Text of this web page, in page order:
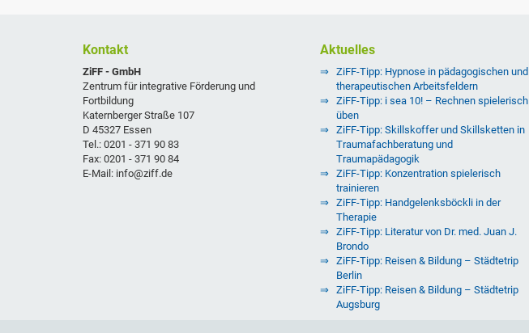
Kontakt
ZiFF - GmbH
Zentrum für integrative Förderung und
Fortbildung
Katernberger Straße 107
D 45327 Essen
Tel.: 0201 - 371 90 83
Fax: 0201 - 371 90 84
E-Mail: info@ziff.de
Aktuelles
ZiFF-Tipp: Hypnose in pädagogischen und
therapeutischen Arbeitsfeldern
ZiFF-Tipp: i sea 10! – Rechnen spielerisch
üben
ZiFF-Tipp: Skillskoffer und Skillsketten in
Traumafachberatung und
Traumapädagogik
ZiFF-Tipp: Konzentration spielerisch
trainieren
ZiFF-Tipp: Handgelenksböckli in der
Therapie
ZiFF-Tipp: Literatur von Dr. med. Juan J.
Brondo
ZiFF-Tipp: Reisen & Bildung – Städtetrip
Berlin
ZiFF-Tipp: Reisen & Bildung – Städtetrip
Augsburg